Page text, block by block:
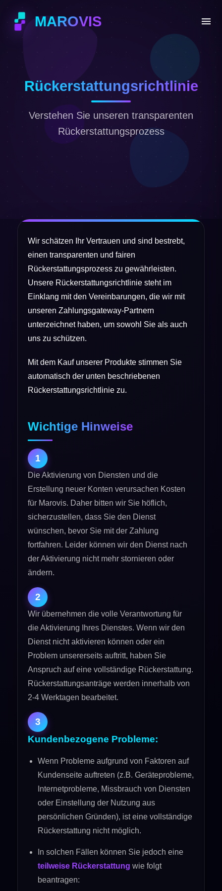
MAROVIS
Rückerstattungsrichtlinie
Verstehen Sie unseren transparenten
Rückerstattungsprozess
Wir schätzen Ihr Vertrauen und sind bestrebt,
einen transparenten und fairen
Rückerstattungsprozess zu gewährleisten.
Unsere Rückerstattungsrichtlinie steht im
Einklang mit den Vereinbarungen, die wir mit
unseren Zahlungsgateway-Partnern
unterzeichnet haben, um sowohl Sie als auch
uns zu schützen.
Mit dem Kauf unserer Produkte stimmen Sie
automatisch der unten beschriebenen
Rückerstattungsrichtlinie zu.
Wichtige Hinweise
1
Die Aktivierung von Diensten und die
Erstellung neuer Konten verursachen Kosten
für Marovis. Daher bitten wir Sie höflich,
sicherzustellen, dass Sie den Dienst
wünschen, bevor Sie mit der Zahlung
fortfahren. Leider können wir den Dienst nach
der Aktivierung nicht mehr stornieren oder
ändern.
2
Wir übernehmen die volle Verantwortung für
die Aktivierung Ihres Dienstes. Wenn wir den
Dienst nicht aktivieren können oder ein
Problem unsererseits auftritt, haben Sie
Anspruch auf eine vollständige Rückerstattung.
Rückerstattungsanträge werden innerhalb von
2-4 Werktagen bearbeitet.
3
Kundenbezogene Probleme:
Wenn Probleme aufgrund von Faktoren auf
Kundenseite auftreten (z.B. Geräteprobleme,
Internetprobleme, Missbrauch von Diensten
oder Einstellung der Nutzung aus
persönlichen Gründen), ist eine vollständige
Rückerstattung nicht möglich.
In solchen Fällen können Sie jedoch eine
teilweise Rückerstattung wie folgt
beantragen: